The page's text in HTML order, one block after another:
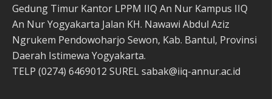
Gedung Timur Kantor LPPM IIQ An Nur Kampus IIQ
An Nur Yogyakarta Jalan KH. Nawawi Abdul Aziz
Ngrukem Pendowoharjo Sewon, Kab. Bantul, Provinsi
Daerah Istimewa Yogyakarta.
TELP (0274) 6469012 SUREL sabak@iiq-annur.ac.id